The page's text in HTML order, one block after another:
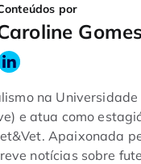
por
Gomes
na Universidade
e atua como
Apaixonada
notícias sobre